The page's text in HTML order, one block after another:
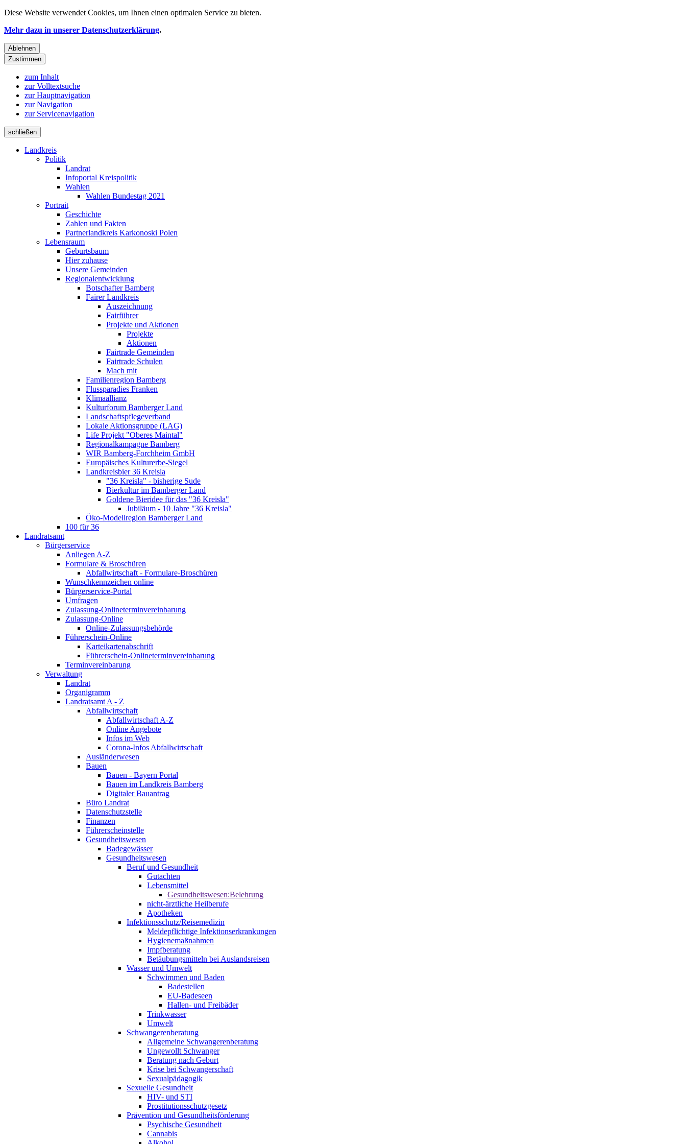
Diese Website verwendet Cookies, um Ihnen einen optimalen Service zu bieten.
Mehr dazu in unserer Datenschutzerklärung.
Ablehnen
Zustimmen
zum Inhalt
zur Volltextsuche
zur Hauptnavigation
zur Navigation
zur Servicenavigation
schließen
Landkreis
Politik
Landrat
Infoportal Kreispolitik
Wahlen
Wahlen Bundestag 2021
Portrait
Geschichte
Zahlen und Fakten
Partnerlandkreis Karkonoski Polen
Lebensraum
Geburtsbaum
Hier zuhause
Unsere Gemeinden
Regionalentwicklung
Botschafter Bamberg
Fairer Landkreis
Auszeichnung
Fairführer
Projekte und Aktionen
Projekte
Aktionen
Fairtrade Gemeinden
Fairtrade Schulen
Mach mit
Familienregion Bamberg
Flussparadies Franken
Klimaallianz
Kulturforum Bamberger Land
Landschaftspflegeverband
Lokale Aktionsgruppe (LAG)
Life Projekt "Oberes Maintal"
Regionalkampagne Bamberg
WIR Bamberg-Forchheim GmbH
Europäisches Kulturerbe-Siegel
Landkreisbier 36 Kreisla
"36 Kreisla" - bisherige Sude
Bierkultur im Bamberger Land
Goldene Bieridee für das "36 Kreisla"
Jubiläum - 10 Jahre "36 Kreisla"
Öko-Modellregion Bamberger Land
100 für 36
Landratsamt
Bürgerservice
Anliegen A-Z
Formulare & Broschüren
Abfallwirtschaft - Formulare-Broschüren
Wunschkennzeichen online
Bürgerservice-Portal
Umfragen
Zulassung-Onlineterminvereinbarung
Zulassung-Online
Online-Zulassungsbehörde
Führerschein-Online
Karteikartenabschrift
Führerschein-Onlineterminvereinbarung
Terminvereinbarung
Verwaltung
Landrat
Organigramm
Landratsamt A - Z
Abfallwirtschaft
Abfallwirtschaft A-Z
Online Angebote
Infos im Web
Corona-Infos Abfallwirtschaft
Ausländerwesen
Bauen
Bauen - Bayern Portal
Bauen im Landkreis Bamberg
Digitaler Bauantrag
Büro Landrat
Datenschutzstelle
Finanzen
Führerscheinstelle
Gesundheitswesen
Badegewässer
Gesundheitswesen
Beruf und Gesundheit
Gutachten
Lebensmittel
Gesundheitswesen:Belehrung
nicht-ärztliche Heilberufe
Apotheken
Infektionsschutz/Reisemedizin
Meldepflichtige Infektionserkrankungen
Hygienemaßnahmen
Impfberatung
Betäubungsmitteln bei Auslandsreisen
Wasser und Umwelt
Schwimmen und Baden
Badestellen
EU-Badeseen
Hallen- und Freibäder
Trinkwasser
Umwelt
Schwangerenberatung
Allgemeine Schwangerenberatung
Ungewollt Schwanger
Beratung nach Geburt
Krise bei Schwangerschaft
Sexualpädagogik
Sexuelle Gesundheit
HIV- und STI
Prostitutionsschutzgesetz
Prävention und Gesundheitsförderung
Psychische Gesundheit
Cannabis